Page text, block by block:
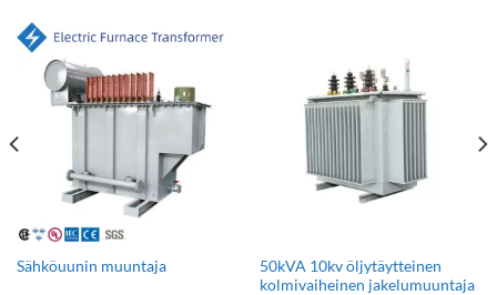
Sähköuunin muuntaja
50kVA 10kv öljytäytteinen
kolmivaiheinen jakelumuuntaja